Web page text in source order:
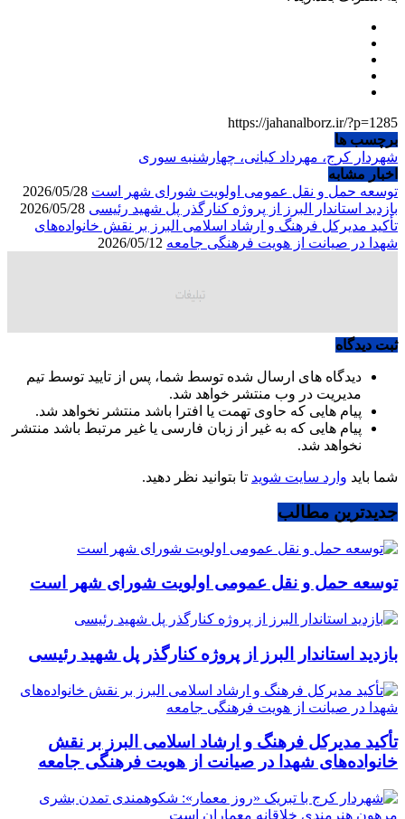
https://jahanalborz.ir/?p=1285
برچسب ها
شهردار کرج، مهرداد کیانی، چهارشنبه سوری
اخبار مشابه
توسعه حمل و نقل عمومی اولویت شورای شهر است
بازدید استاندار البرز از پروژه کنارگذر پل شهید رئیسی
تأکید مدیرکل فرهنگ و ارشاد اسلامی البرز بر نقش خانواده‌های
شهدا در صیانت از هویت فرهنگی جامعه
ثبت دیدگاه
دیدگاه های ارسال شده توسط شما، پس از تایید توسط تیم
مدیریت در وب منتشر خواهد شد.
پیام هایی که حاوی تهمت یا افترا باشد منتشر نخواهد شد.
پیام هایی که به غیر از زبان فارسی یا غیر مرتبط باشد منتشر
نخواهد شد.
شما باید وارد سایت شوید تا بتوانید نظر دهید.
جدیدترین مطالب
توسعه حمل و نقل عمومی اولویت شورای شهر است
بازدید استاندار البرز از پروژه کنارگذر پل شهید رئیسی
تأکید مدیرکل فرهنگ و ارشاد اسلامی البرز بر نقش
خانواده‌های شهدا در صیانت از هویت فرهنگی جامعه